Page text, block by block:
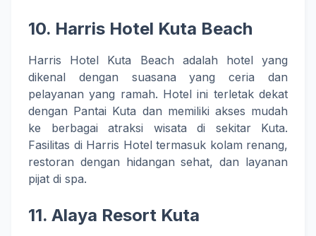
10. Harris Hotel Kuta Beach
Harris Hotel Kuta Beach adalah hotel yang
dikenal dengan suasana yang ceria dan
pelayanan yang ramah. Hotel ini terletak dekat
dengan Pantai Kuta dan memiliki akses mudah
ke berbagai atraksi wisata di sekitar Kuta.
Fasilitas di Harris Hotel termasuk kolam renang,
restoran dengan hidangan sehat, dan layanan
pijat di spa.
11. Alaya Resort Kuta